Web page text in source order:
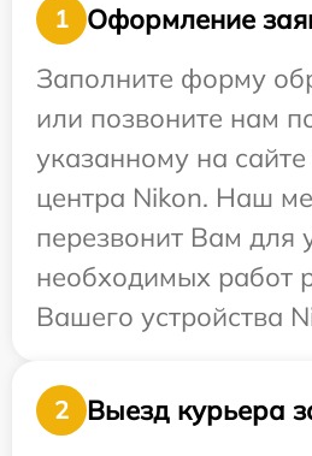
1
Оформление
Заполните форму
или позвоните нам
указанному на сайте
центра Nikon. Наш
перезвонит Вам для
необходимых работ
Вашего устройства
2
Выезд курьера